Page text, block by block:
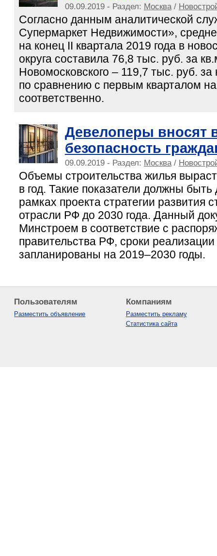
09.09.2019 - Раздел: Москва/
Согласно данным аналитической
Супермаркет Недвижимости»,
на конец II квартала 2019 года в
округа составила 76,8 тыс. руб. за
Новомосковского – 119,7 тыс. руб.
по сравнению с первым кварталом
соответственно.
Девелоперы вносят
безопасность
09.09.2019 - Раздел: Москва/
Объемы строительства жилья
в год. Такие показатели должны быть
рамках проекта стратегии развития
отрасли РФ до 2030 года. Данный
Минстроем в соответствие с
правительства РФ, сроки реализации
запланированы на 2019–2030 годы.
Пользователям
Разместить объявление
Компаниям
Разместить рекламу
Статистика сайта